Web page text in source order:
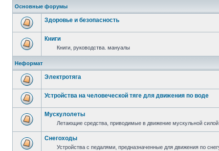
Основные форумы
Здоровье и безопасность
Книги
Книги, руководства. мануалы
Неформат
Электротяга
Устройства на человеческой тяге для движения по воде
Мускулолеты
Летающие средства, приводимые в движение мускульной силой
Снегоходы
Устройства с педалями, предназначенные для движения по